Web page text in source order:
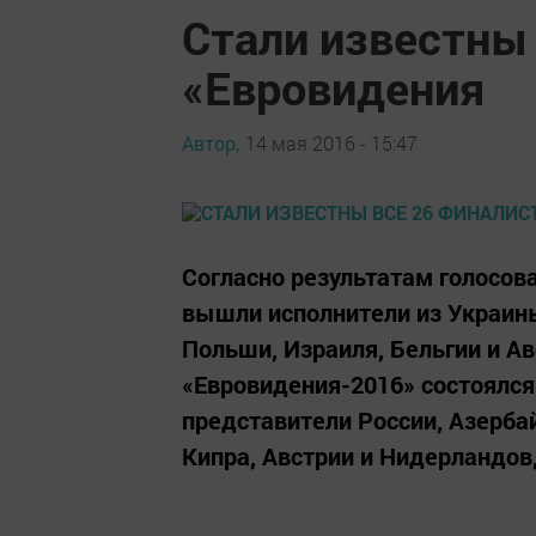
Стали
«Евровидения
Автор, 14 мая 2016 - 15:47
Согласно результатам
вышли исполнители из
Польши, Израиля, Бельгии и
«Евровидения-2016»
представители России,
Кипра, Австрии и